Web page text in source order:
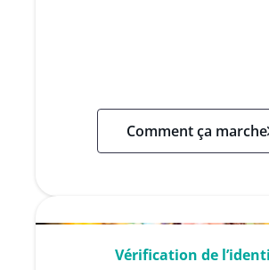
Comment ça marche
Vérification de